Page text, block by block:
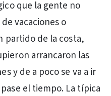
que la gente no
vacaciones o
partido de la costa,
arrancaron las
y de a poco se va a ir
el tiempo. La típica